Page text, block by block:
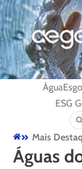
Água
ESG
Mais
Águas